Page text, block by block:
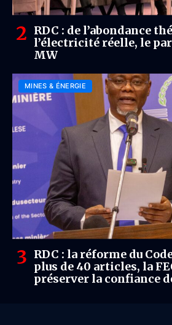
RDC : de l’abondance
l’électricité réelle, le
MW
MINES & ÉNERGIE
RDC : la réforme du
plus de 40 articles, la
préserver la confiance